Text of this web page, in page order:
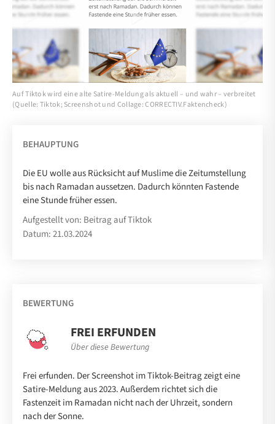
Auf Tiktok wird eine alte Satire-Meldung als aktuell – und wahr – verbreitet
(Quelle: Tiktok; Screenshot und Collage: CORRECTIV.Faktencheck)
BEHAUPTUNG
Die EU wolle aus Rücksicht auf Muslime die Zeitumstellung
bis nach Ramadan aussetzen. Dadurch könnten Fastende
eine Stunde früher essen.
Aufgestellt von: Beitrag auf Tiktok
Datum: 21.03.2024
BEWERTUNG
FREI ERFUNDEN
Über diese Bewertung
Frei erfunden. Der Screenshot im Tiktok-Beitrag zeigt eine
Satire-Meldung aus 2023. Außerdem richtet sich die
Fastenzeit im Ramadan nicht nach der Uhrzeit, sondern
nach der Sonne.